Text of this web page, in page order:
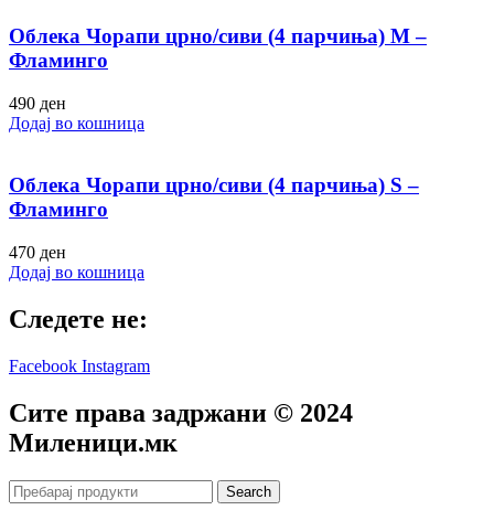
Облека Чорапи црно/сиви (4 парчиња) M –
Фламинго
490 ден
Додај во кошница
Облека Чорапи црно/сиви (4 парчиња) S –
Фламинго
470 ден
Додај во кошница
Следете не:
Facebook Instagram
Сите права задржани © 2024
Mиленици.мк
Search